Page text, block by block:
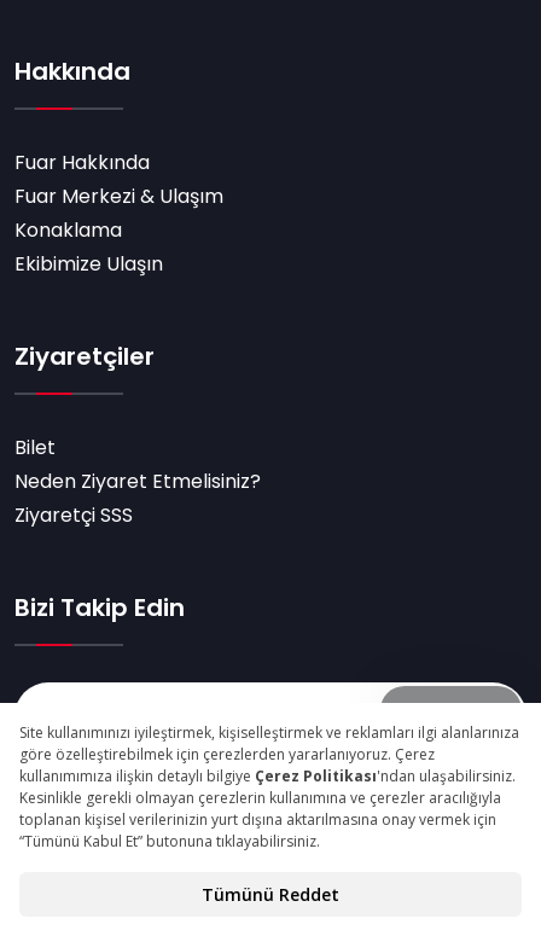
Hakkında
Fuar Hakkında
Fuar Merkezi & Ulaşım
Konaklama
Ekibimize Ulaşın
Ziyaretçiler
Bilet
Neden Ziyaret Etmelisiniz?
Ziyaretçi SSS
Bizi Takip Edin